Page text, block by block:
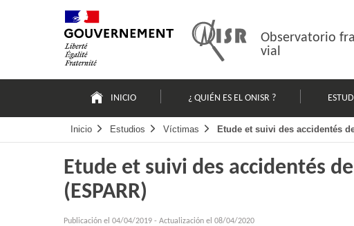
Observatorio
vial
principale
INICIO ¿ QUIÉN ES EL ONISR ?
Inicio Estudios Víctimas Etude et suivi des accidentés
Etude et suivi des accidentés
(ESPARR)
Publicación el 04/04/2019 - Actualización el 08/04/2020